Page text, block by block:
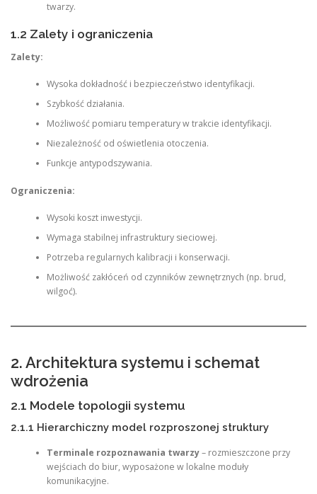
twarzy.
1.2 Zalety i ograniczenia
Zalety:
Wysoka dokładność i bezpieczeństwo identyfikacji.
Szybkość działania.
Możliwość pomiaru temperatury w trakcie identyfikacji.
Niezależność od oświetlenia otoczenia.
Funkcje antypodszywania.
Ograniczenia:
Wysoki koszt inwestycji.
Wymaga stabilnej infrastruktury sieciowej.
Potrzeba regularnych kalibracji i konserwacji.
Możliwość zakłóceń od czynników zewnętrznych (np. brud,
wilgoć).
2. Architektura systemu i schemat
wdrożenia
2.1 Modele topologii systemu
2.1.1 Hierarchiczny model rozproszonej struktury
Terminale rozpoznawania twarzy– rozmieszczone przy
wejściach do biur, wyposażone w lokalne moduły
komunikacyjne.